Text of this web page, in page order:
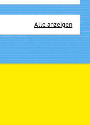
Alle anzeigen